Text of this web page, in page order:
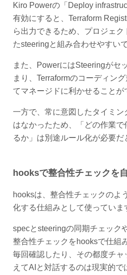
Kiro Powerの「Deploy
有効にすると、Terraform
ら出力できるため、プロジェ
たsteeringと組み合わせやすいで
また、PowerにはSteeringがセ
まり、Terraformのコーディン
てマネージドに利かせることが
一方で、常に意図したタイミ
はなかったため、「どの作業
るか」は別途ルール化が必要だ
hooksで整合性チェックを
hooksは、整合性チェックのよ
化する仕組みとして使っていま
specとsteeringの同期チェック
整合性チェックをhooksで仕組
毎回確認したり、その都度チ
えてAIと対話するのは現実的